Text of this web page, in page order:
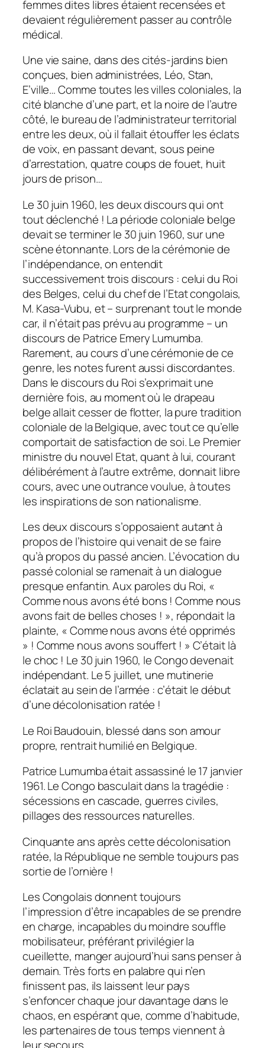
femmes dites libres étaient recensées et
devaient régulièrement passer au contrôle
médical.
Une vie saine, dans des cités-jardins bien
conçues, bien administrées, Léo, Stan,
E’ville… Comme toutes les villes coloniales, la
cité blanche d’une part, et la noire de l’autre
côté, le bureau de l’administrateur territorial
entre les deux, où il fallait étouffer les éclats
de voix, en passant devant, sous peine
d’arrestation, quatre coups de fouet, huit
jours de prison…
Le 30 juin 1960, les deux discours qui ont
tout déclenché ! La période coloniale belge
devait se terminer le 30 juin 1960, sur une
scène étonnante. Lors de la cérémonie de
l’indépendance, on entendit
successivement trois discours : celui du Roi
des Belges, celui du chef de l’Etat congolais,
M. Kasa-Vubu, et – surprenant tout le monde
car, il n’était pas prévu au programme – un
discours de Patrice Emery Lumumba.
Rarement, au cours d’une cérémonie de ce
genre, les notes furent aussi discordantes.
Dans le discours du Roi s’exprimait une
dernière fois, au moment où le drapeau
belge allait cesser de flotter, la pure tradition
coloniale de la Belgique, avec tout ce qu’elle
comportait de satisfaction de soi. Le Premier
ministre du nouvel Etat, quant à lui, courant
délibérément à l’autre extrême, donnait libre
cours, avec une outrance voulue, à toutes
les inspirations de son nationalisme.
Les deux discours s’opposaient autant à
propos de l’histoire qui venait de se faire
qu’à propos du passé ancien. L’évocation du
passé colonial se ramenait à un dialogue
presque enfantin. Aux paroles du Roi, «
Comme nous avons été bons ! Comme nous
avons fait de belles choses ! », répondait la
plainte, « Comme nous avons été opprimés
» ! Comme nous avons souffert ! » C’était là
le choc ! Le 30 juin 1960, le Congo devenait
indépendant. Le 5 juillet, une mutinerie
éclatait au sein de l’armée : c’était le début
d’une décolonisation ratée !
Le Roi Baudouin, blessé dans son amour
propre, rentrait humilié en Belgique.
Patrice Lumumba était assassiné le 17 janvier
1961. Le Congo basculait dans la tragédie :
sécessions en cascade, guerres civiles,
pillages des ressources naturelles.
Cinquante ans après cette décolonisation
ratée, la République ne semble toujours pas
sortie de l’ornière !
Les Congolais donnent toujours
l’impression d’être incapables de se prendre
en charge, incapables du moindre souffle
mobilisateur, préférant privilégier la
cueillette, manger aujourd’hui sans penser à
demain. Très forts en palabre qui n’en
finissent pas, ils laissent leur pays
s’enfoncer chaque jour davantage dans le
chaos, en espérant que, comme d’habitude,
les partenaires de tous temps viennent à